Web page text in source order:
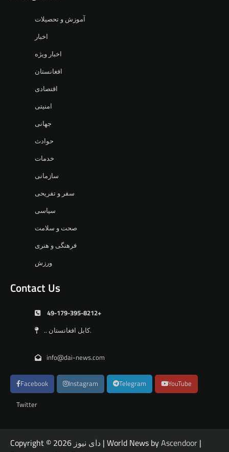
آموزش و تحصیلات
اخبار
اخبار ویژه
افغانستان
اقتصادی
امنیتی
جهانی
حوادث
خدمات
سازمانی
سفر و تفریحی
سیاسی
صحت و سلامت
فرهنگی و هنری
ورزش
Contact Us
49-179-395-8212+
.. کابل افغانستان.
info@dai-news.com
Facebook Instagram Telegram YouTube
Twitter
Copyright © 2026 دای نیوز | World News byAscendoor |